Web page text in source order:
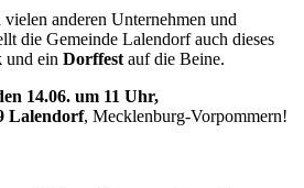
anderen Unternehmen und
die Gemeinde Lalendorf auch dieses
und ein Dorffest auf die Beine.
14.06. um 11 Uhr,
Lalendorf, Mecklenburg-Vorpommern!